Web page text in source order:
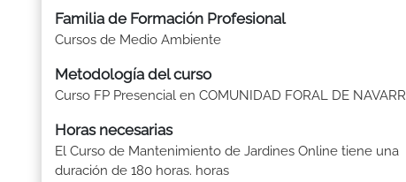
Familia de Formación Profesional
Cursos de Medio Ambiente
Metodología del curso
Curso FP Presencial en COMUNIDAD FORAL DE
Horas necesarias
El Curso de Mantenimiento de Jardines Online tiene una
duración de 180 horas. horas